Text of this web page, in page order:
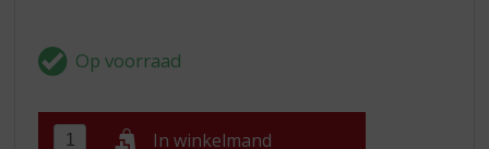
In winkelmand